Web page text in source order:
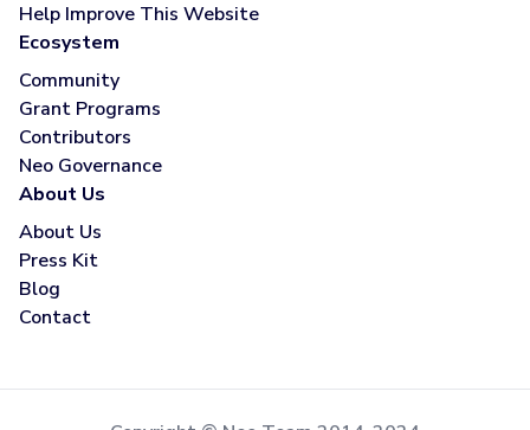
Help Improve This Website
Ecosystem
Community
Grant Programs
Contributors
Neo Governance
About Us
About Us
Press Kit
Blog
Contact